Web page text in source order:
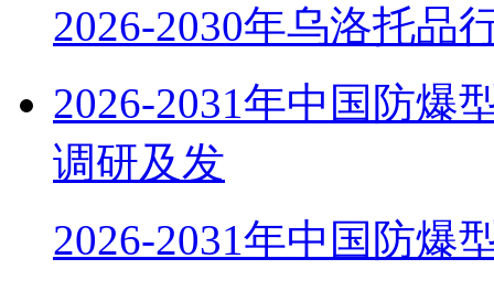
2026-2030年乌洛托品
2026-2031年中国防爆
调研及发
2026-2031年中国防爆